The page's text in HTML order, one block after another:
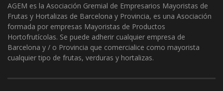
AGEM es la Asociación Gremial de Empresarios Mayoristas de
Frutas y Hortalizas de Barcelona y Provincia, es una Asociación
formada por empresas Mayoristas de Productos
Hortofrutícolas. Se puede adherir cualquier empresa de
Barcelona y / o Provincia que comercialice como mayorista
cualquier tipo de frutas, verduras y hortalizas.